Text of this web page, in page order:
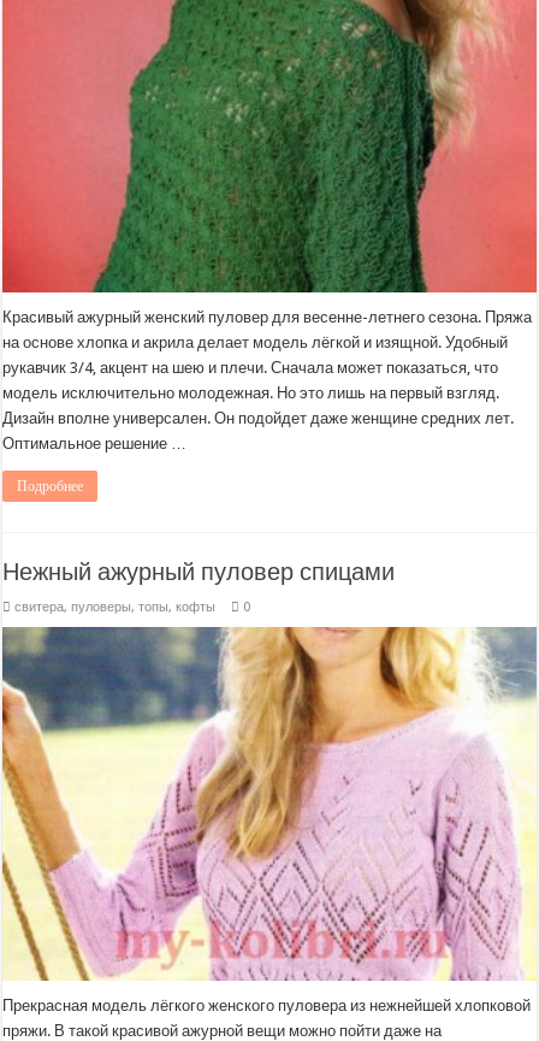
Красивый ажурный женский пуловер для весенне-летнего сезона. Пряжа
на основе хлопка и акрила делает модель лёгкой и изящной. Удобный
рукавчик 3/4, акцент на шею и плечи. Сначала может показаться, что
модель исключительно молодежная. Но это лишь на первый взгляд.
Дизайн вполне универсален. Он подойдет даже женщине средних лет.
Оптимальное решение …
Подробнее
Нежный ажурный пуловер спицами
свитера, пуловеры, топы, кофты 0
Прекрасная модель лёгкого женского пуловера из нежнейшей хлопковой
пряжи. В такой красивой ажурной вещи можно пойти даже на